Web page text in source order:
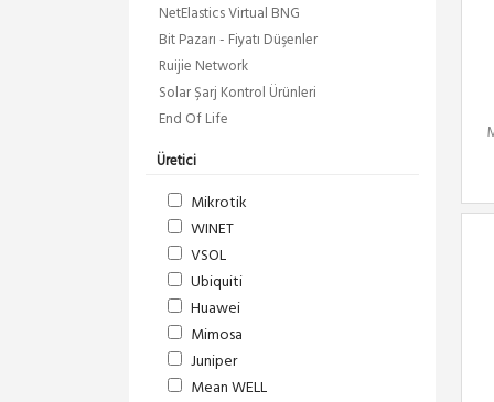
NetElastics Virtual BNG
Bit Pazarı - Fiyatı Düşenler
Ruijie Network
Solar Şarj Kontrol Ürünleri
End Of Life
Üretici
Mikrotik
WINET
VSOL
Ubiquiti
Huawei
Mimosa
Juniper
Mean WELL